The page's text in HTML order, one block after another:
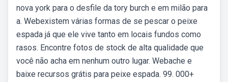
nova york para o desfile da tory burch e em milão para
a. Webexistem várias formas de se pescar o peixe
espada já que ele vive tanto em locais fundos como
rasos. Encontre fotos de stock de alta qualidade que
você não acha em nenhum outro lugar. Webache e
baixe recursos grátis para peixe espada. 99. 000+